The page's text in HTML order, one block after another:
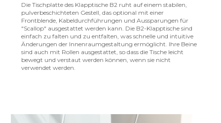
Die Tischplatte des Klapptische B2 ruht auf einem stabilen,
pulverbeschichteten Gestell, das optional mit einer
Frontblende, Kabeldurchführungen und Aussparungen für
"Scallop" ausgestattet werden kann. Die B2-Klapptische sind
einfach zu falten und zu entfalten, was schnelle und intuitive
Änderungen der Innenraumgestaltung ermöglicht. Ihre Beine
sind auch mit Rollen ausgestattet, so dass die Tische leicht
bewegt und verstaut werden können, wenn sie nicht
verwendet werden.